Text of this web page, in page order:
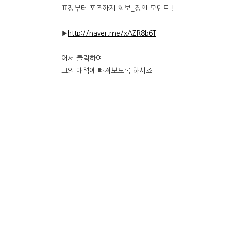
표정부터 포즈까지 화보_장인 모먼트 !
▶ http://naver.me/xAZR8b6T
어서 클릭하여
그의 매력에 빠져보도록 하시죠